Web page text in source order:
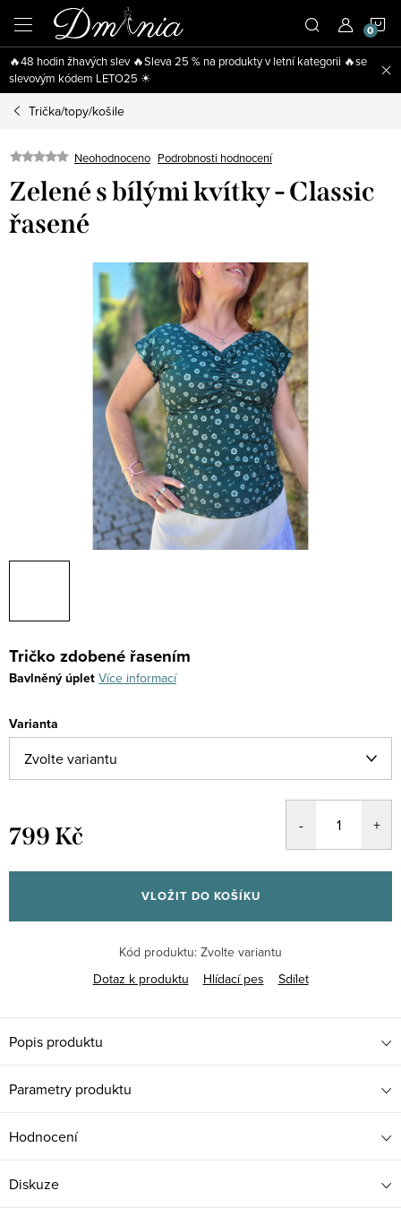
obsah
🔥48 hodin žhavých slev 🔥Sleva 25 % na produkty v letní kategorii 🔥se
slevovým kódem LETO25 ☀
Trička/topy/košile
Neohodnoceno Podrobnosti hodnocení
Zelené s bílými kvítky - Classic
řasené
Tričko zdobené řasením
Bavlněný úplet Více informací
Varianta
799 Kč
cena:
VLOŽIT DO KOŠÍKU
Kód produktu: Zvolte variantu
Dotaz k produktu
Hlídací pes Sdílet
Popis produktu
Parametry produktu
Hodnocení
Diskuze